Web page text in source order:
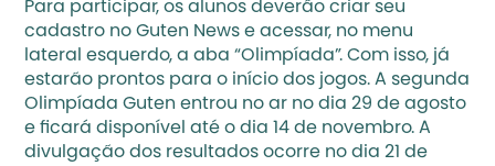
Para participar, os alunos deverão criar seu
cadastro no Guten News e acessar, no menu
lateral esquerdo, a aba “Olimpíada”. Com isso, já
estarão prontos para o início dos jogos. A segunda
Olimpíada Guten entrou no ar no dia 29 de agosto
e ficará disponível até o dia 14 de novembro. A
divulgação dos resultados ocorre no dia 21 de